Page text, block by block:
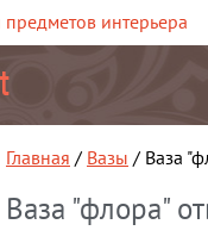
интерьера
Главная / Вазы / Ваза
Ваза "флора"